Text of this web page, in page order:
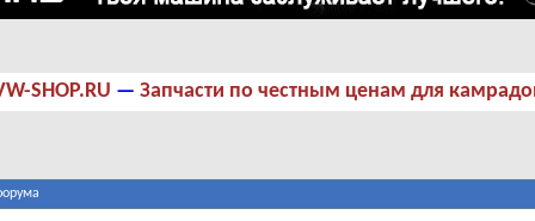
SHOP.RU — Запчасти по честным ценам для